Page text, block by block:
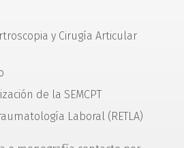
y Cirugía Articular
de la SEMCPT
Laboral (RETLA)